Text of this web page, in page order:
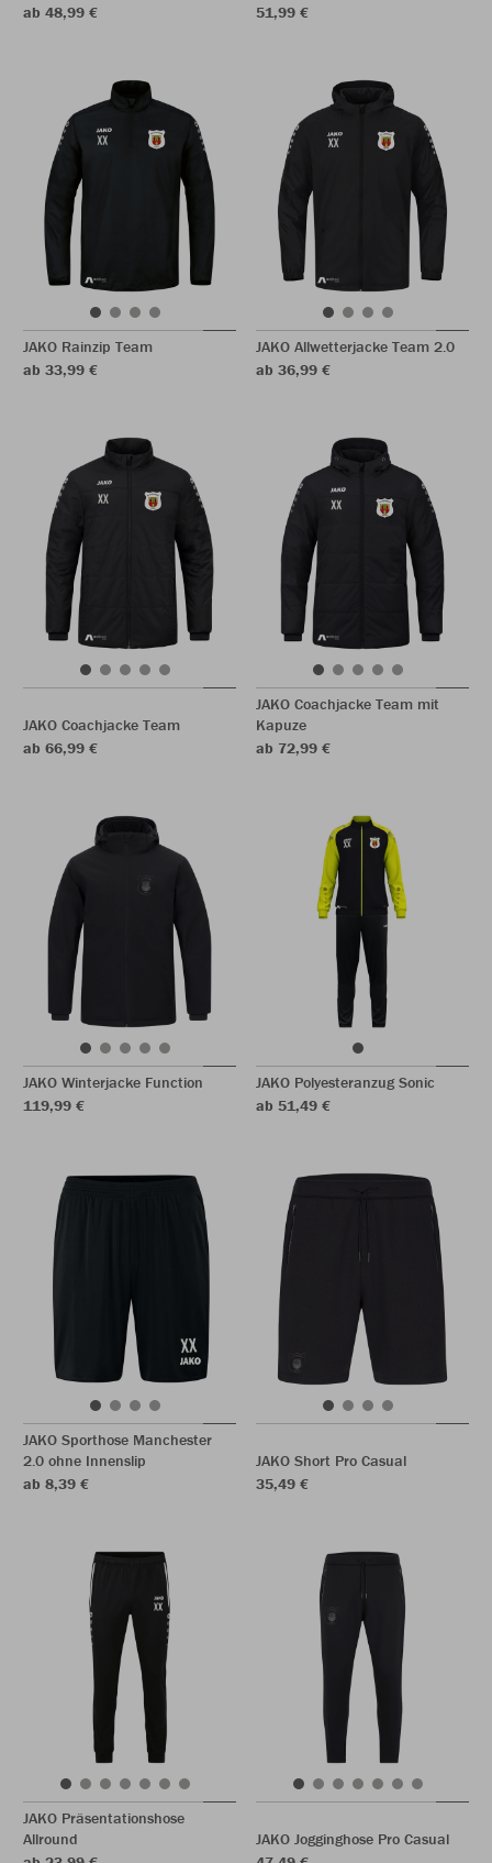
ab 48,99 €
51,99 €
JAKO Rainzip Team
ab 33,99 €
JAKO Allwetterjacke Team 2.0
ab 36,99 €
JAKO Coachjacke Team
ab 66,99 €
JAKO Coachjacke Team mit
Kapuze
ab 72,99 €
JAKO Winterjacke Function
119,99 €
JAKO Polyesteranzug Sonic
ab 51,49 €
JAKO Sporthose Manchester
2.0 ohne Innenslip
ab 8,39 €
JAKO Short Pro Casual
35,49 €
JAKO Präsentationshose
Allround
JAKO Jogginghose Pro Casual